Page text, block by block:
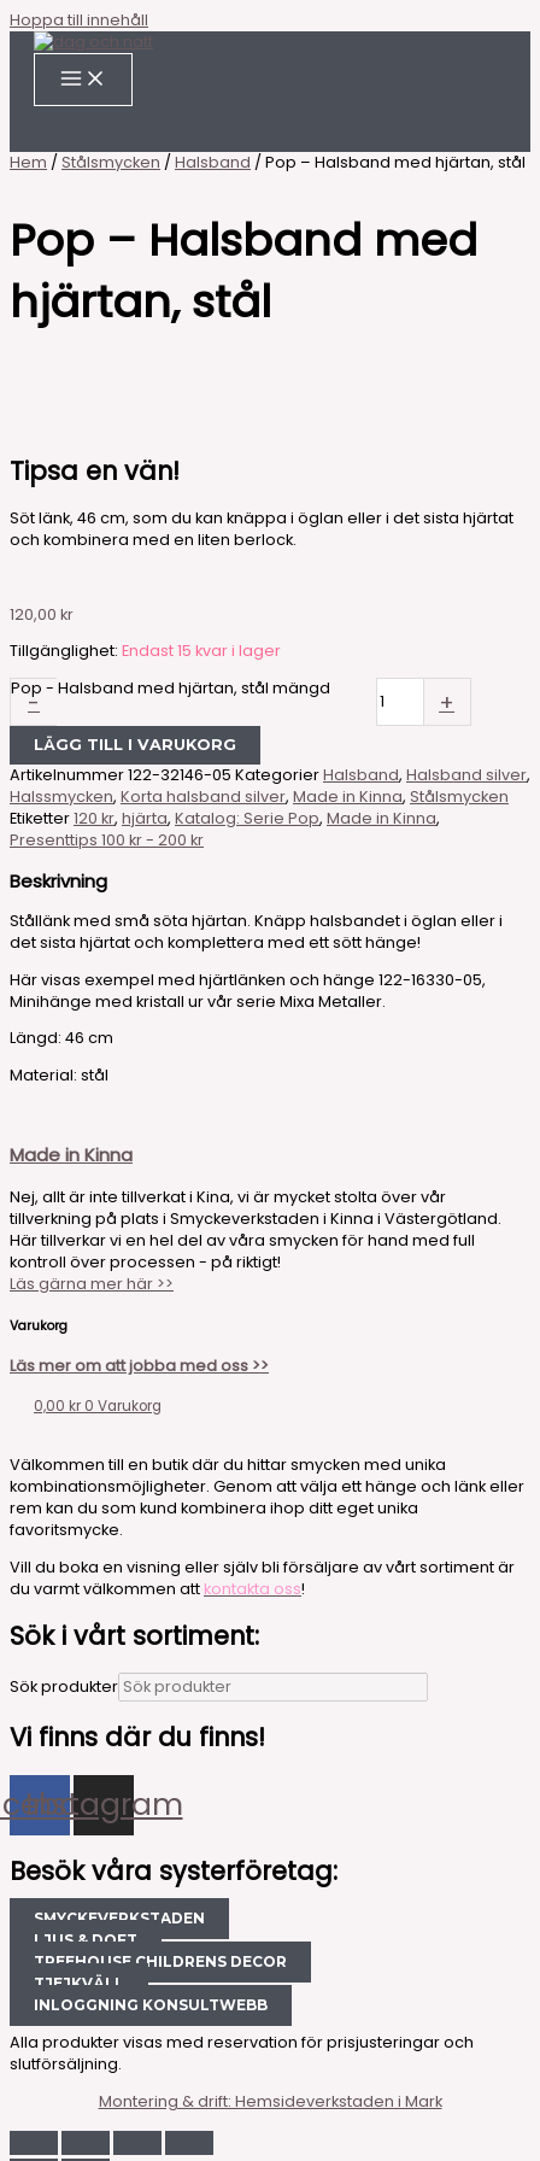
Hoppa till innehåll
Hem / Stålsmycken / Halsband / Pop – Halsband med hjärtan, stål
Pop – Halsband med
hjärtan, stål
Tipsa en vän!
Söt länk, 46 cm, som du kan knäppa i öglan eller i det sista hjärtat
och kombinera med en liten berlock.
120,00 kr
Tillgänglighet: Endast 15 kvar i lager
-
Pop - Halsband med hjärtan, stål mängd +
LÄGG TILL I VARUKORG
Artikelnummer122-32146-05 KategorierHalsband, Halsband silver,
Halssmycken, Korta halsband silver, Made in Kinna, Stålsmycken
Etiketter120 kr, hjärta, Katalog: Serie Pop, Made in Kinna,
Presenttips 100 kr - 200 kr
Beskrivning
Stållänk med små söta hjärtan. Knäpp halsbandet i öglan eller i
det sista hjärtat och komplettera med ett sött hänge!
Här visas exempel med hjärtlänken och hänge 122-16330-05,
Minihänge med kristall ur vår serie Mixa Metaller.
Längd: 46 cm
Material: stål
Made in Kinna
Nej, allt är inte tillverkat i Kina, vi är mycket stolta över vår
tillverkning på plats i Smyckeverkstaden i Kinna i Västergötland.
Här tillverkar vi en hel del av våra smycken för hand med full
kontroll över processen - på riktigt!
Läs gärna mer här >>
Varukorg
Läs mer om att jobba med oss >>
0,00 kr 0 Varukorg
Välkommen till en butik där du hittar smycken med unika
kombinationsmöjligheter. Genom att välja ett hänge och länk eller
rem kan du som kund kombinera ihop ditt eget unika
favoritsmycke.
Vill du boka en visning eller själv bli försäljare av vårt sortiment är
du varmt välkommen att kontakta oss!
Sök i vårt sortiment:
Sök produkter
Vi finns där du finns!
Instagram
Besök våra systerföretag:
SMYCKEVERKSTADEN
LJUS & DOFT
TREEHOUSE CHILDRENS DECOR
TJEJKVÄLL
INLOGGNING KONSULTWEBB
Alla produkter visas med reservation för prisjusteringar och
slutförsäljning.
Montering & drift: Hemsideverkstaden i Mark